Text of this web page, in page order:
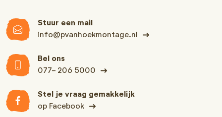
Stuur een mail
info@pvanhoekmontage.nl
Bel ons
077- 206 5000
Stel je vraag gemakkelijk
op Facebook